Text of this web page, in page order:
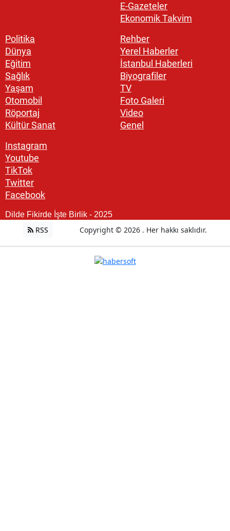
E-Gazeteler
Ekonomik Takvim
Politika
Dünya
Eğitim
Sağlık
Yaşam
Otomobil
Röportaj
Kültür Sanat
Rehber
Yerel Haberler
İstanbul Haberleri
Biyografiler
TV
Foto Galeri
Video
Genel
Instagram
Youtube
TikTok
Twitter
Facebook
Dilde Fikirde İşte Birlik - 2025
RSS Copyright © 2026 . Her hakkı saklıdır.